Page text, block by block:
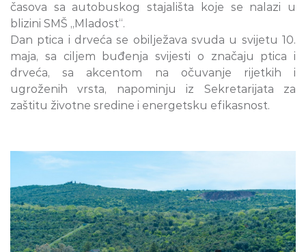
časova sa autobuskog stajališta koje se nalazi u
blizini SMŠ „Mladost“.
Dan ptica i drveća se obilježava svuda u svijetu 10.
maja, sa ciljem buđenja svijesti o značaju ptica i
drveća, sa akcentom na očuvanje rijetkih i
ugroženih vrsta, napominju iz Sekretarijata za
zaštitu životne sredine i energetsku efikasnost.